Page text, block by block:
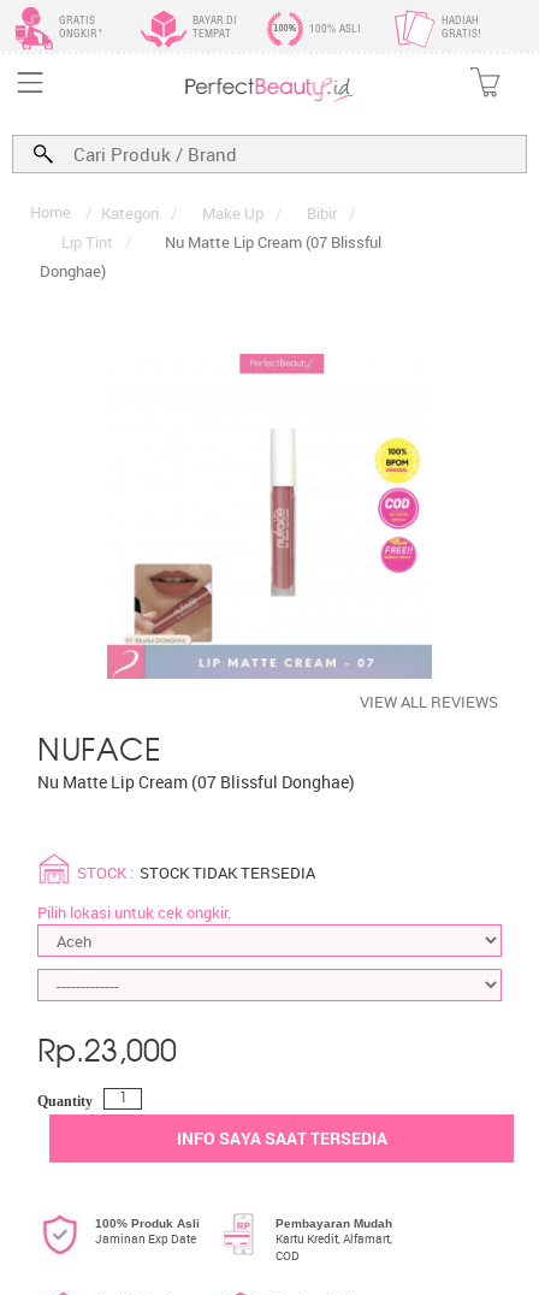
GRATIS
ONGKIR*
BAYAR DI
TEMPAT
100% ASLI
HADIAH
GRATIS!
Home / Kategori / Make Up / Bibir
/
Lip Tint
/
Nu Matte Lip Cream (07 Blissful
Donghae)
NUFACE
Nu Matte Lip Cream (07 Blissful Donghae)
VIEW ALL REVIEWS
STOCK : STOCK TIDAK TERSEDIA
Pilih lokasi untuk cek ongkir.
Rp.23,000
Quantity
INFO SAYA SAAT TERSEDIA
100% Produk Asli
Jaminan Exp Date
Pembayaran Mudah
Kartu Kredit, Alfamart,
COD